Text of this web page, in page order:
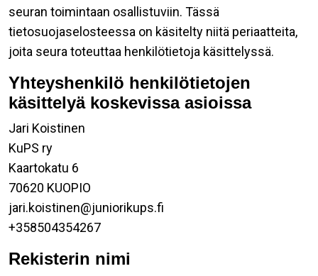
seuran toimintaan osallistuviin. Tässä
tietosuojaselosteessa on käsitelty niitä periaatteita,
joita seura toteuttaa henkilötietoja käsittelyssä.
Yhteyshenkilö henkilötietojen
käsittelyä koskevissa asioissa
Jari Koistinen
KuPS ry
Kaartokatu 6
70620 KUOPIO
jari.koistinen@juniorikups.fi
+358504354267
Rekisterin nimi